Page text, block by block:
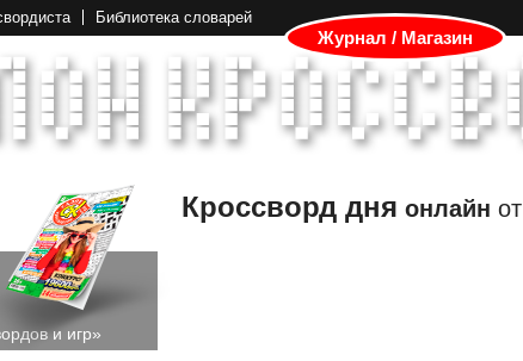
Библиотека словарей
Журнал / Магазин
и игр»
Кроссворд дня онлайн от